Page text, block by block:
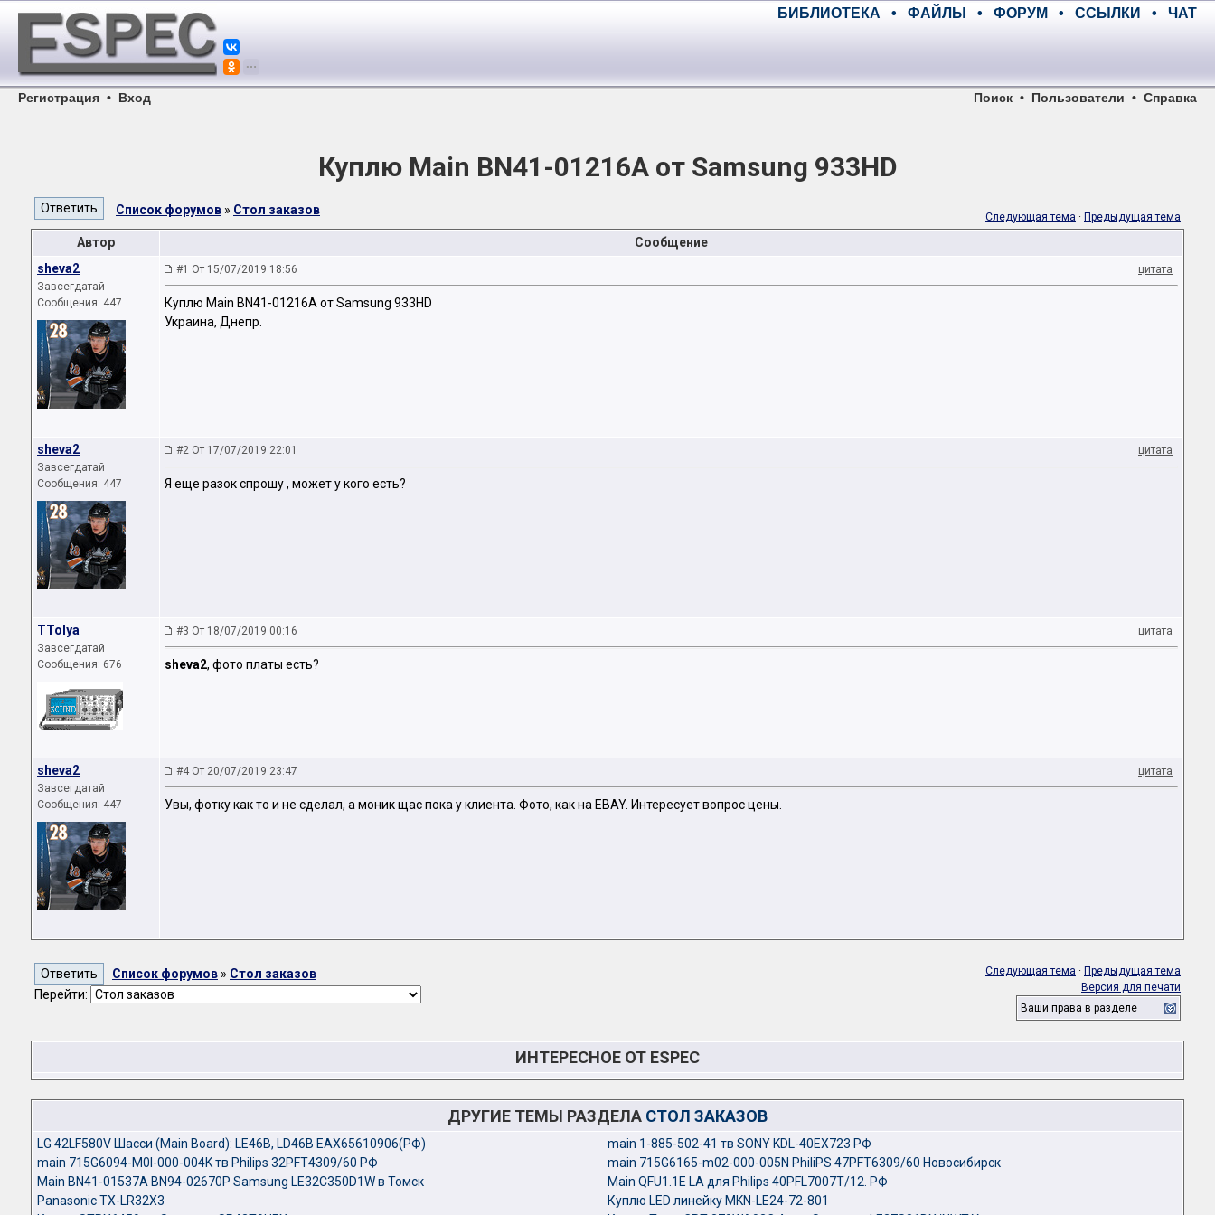
БИБЛИОТЕКА • ФАЙЛЫ • ФОРУМ • ССЫЛКИ • ЧАТ
Регистрация • Вход Поиск • Пользователи • Справка
Куплю Main BN41-01216A от Samsung 933HD
Список форумов » Стол заказов Следующая тема · Предыдущая тема
Автор
Сообщение
sheva2
Завсегдатай
Сообщения: 447
#1 От 15/07/2019 18:56 цитата
Куплю Main BN41-01216A от Samsung 933HD
Украина, Днепр.
sheva2
Завсегдатай
Сообщения: 447
#2 От 17/07/2019 22:01 цитата
Я еще разок спрошу , может у кого есть?
TTolya
Завсегдатай
Сообщения: 676
#3 От 18/07/2019 00:16 цитата
sheva2, фото платы есть?
sheva2
Завсегдатай
Сообщения: 447
#4 От 20/07/2019 23:47 цитата
Увы, фотку как то и не сделал, а моник щас пока у клиента. Фото, как на EBAY. Интересует вопрос цены.
Список форумов » Стол заказов
Перейти:
Следующая тема · Предыдущая тема
Версия для печати
Ваши права в разделе
ИНТЕРЕСНОЕ ОТ ESPEC
ДРУГИЕ ТЕМЫ РАЗДЕЛА СТОЛ ЗАКАЗОВ
LG 42LF580V Шасси (Main Board): LE46B, LD46B EAX65610906(РФ)
main 1-885-502-41 тв SONY KDL-40EX723 РФ
main 715G6094-M0I-000-004K тв Philips 32PFT4309/60 РФ
main 715G6165-m02-000-005N PhiliPS 47PFT6309/60 Новосибирск
Main BN41-01537A BN94-02670P Samsung LE32C350D1W в Томск
Main QFU1.1E LA для Philips 40PFL7007T/12. РФ
Panasonic TX-LR32X3
Куплю LED линейку MKN-LE24-72-801